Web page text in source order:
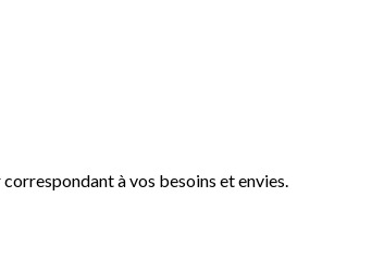
à vos besoins et envies.